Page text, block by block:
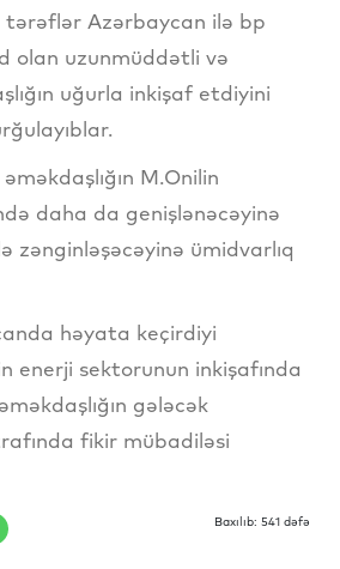
tərəflər Azərbaycan ilə bp
olan uzunmüddətli və
uğurla inkişaf etdiyini
əməkdaşlığın M.Onilin
daha da genişlənəcəyinə
zənginləşəcəyinə ümidvarlıq
həyata keçirdiyi
enerji sektorunun inkişafında
gələcək
fikir mübadiləsi
Baxılıb: 541 dəfə